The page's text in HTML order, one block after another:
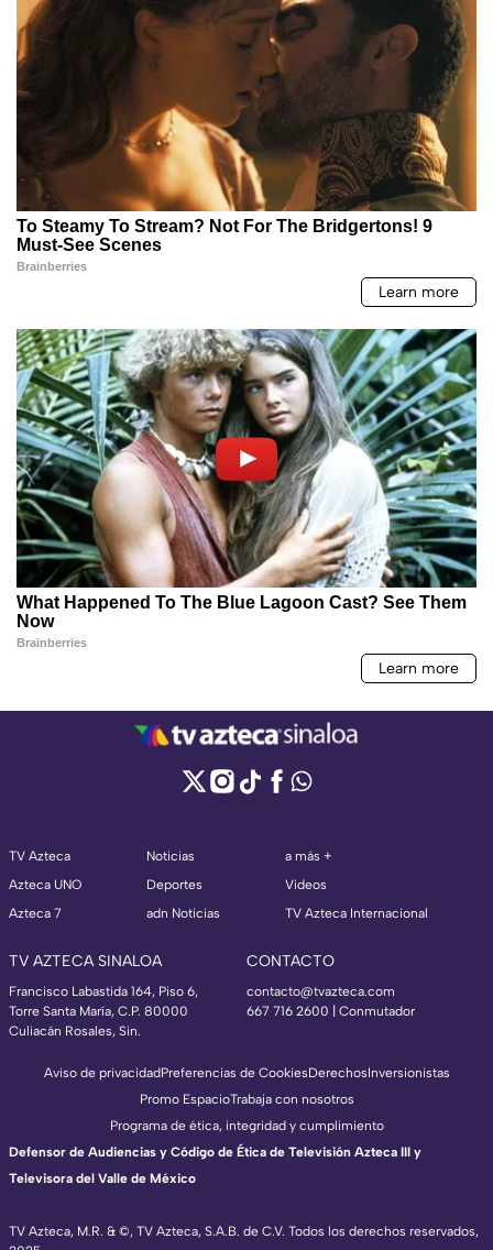
TV Azteca
Azteca UNO
Azteca 7
Noticias
Deportes
adn Noticias
a más +
Videos
TV Azteca Internacional
TV AZTECA SINALOA
Francisco Labastida 164, Piso 6,
Torre Santa María, C.P. 80000
Culiacán Rosales, Sin.
CONTACTO
contacto@tvazteca.com
667 716 2600 | Conmutador
TV Azteca, M.R. & ©, TV Azteca, S.A.B. de C.V. Todos los derechos reservados,
Aviso de privacidadPreferencias de CookiesDerechosInversionistas
Promo EspacioTrabaja con nosotros
Programa de ética, integridad y cumplimiento
Defensor de Audiencias y Código de Ética de Televisión Azteca III y
Televisora del Valle de México